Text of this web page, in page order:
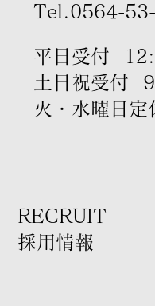
RECRUIT
採用情報
Tel.0564-
平日受付
土日祝受付
火・水曜日